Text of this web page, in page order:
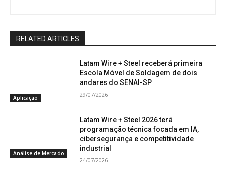
RELATED ARTICLES
Aplicação
Latam Wire + Steel receberá primeira
Escola Móvel de Soldagem de dois
andares do SENAI-SP
29/07/2026
Análise de Mercado
Latam Wire + Steel 2026 terá
programação técnica focada em IA,
cibersegurança e competitividade
industrial
24/07/2026